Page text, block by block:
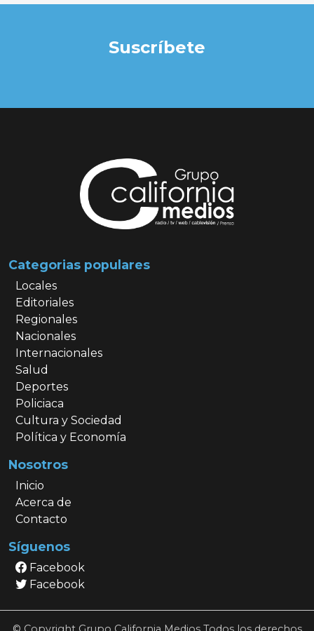
Suscríbete
Categorias populares
Locales
Editoriales
Regionales
Nacionales
Internacionales
Salud
Deportes
Policiaca
Cultura y Sociedad
Política y Economía
Nosotros
Inicio
Acerca de
Contacto
Síguenos
Facebook
Facebook